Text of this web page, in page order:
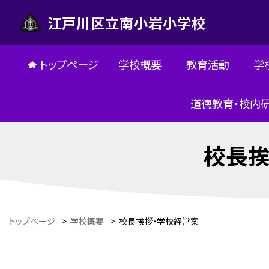
江戸川区立南小岩小学校
トップページ 学校概要 教育活動 学
道徳教育・校内
校長
トップページ > 学校概要 > 校長挨拶・学校経営案